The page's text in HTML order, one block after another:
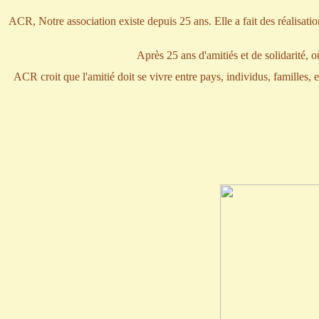
ACR, Notre association existe depuis 25 ans. Elle a fait des
Après 25 ans d'amitiés et de solidarité,
ACR croit que l'amitié doit se vivre entre pays, individus, familles,